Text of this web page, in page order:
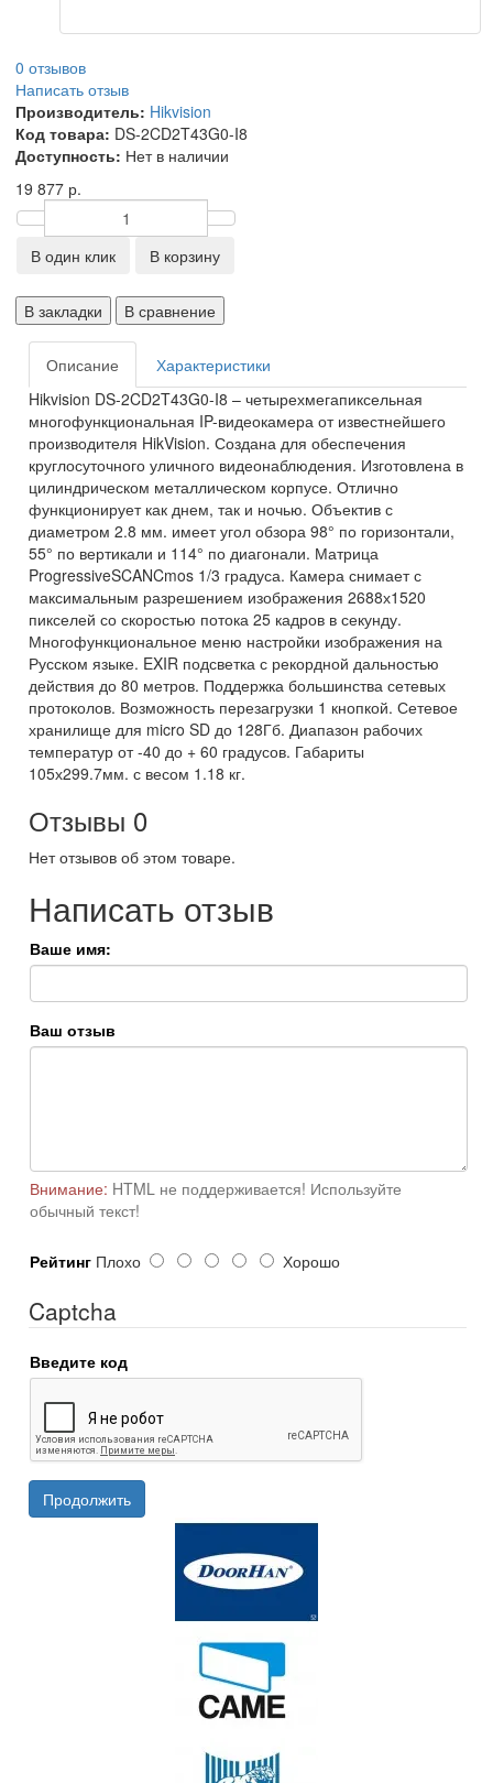
0 отзывов
Написать отзыв
Производитель: Hikvision
Код товара: DS-2CD2T43G0-I8
Доступность: Нет в наличии
19 877 р.
В один клик В корзину
В закладки В сравнение
Описание
Характеристики
Hikvision DS-2CD2T43G0-I8 – четырехмегапиксельная
многофункциональная IP-видеокамера от известнейшего
производителя HikVision. Создана для обеспечения
круглосуточного уличного видеонаблюдения. Изготовлена в
цилиндрическом металлическом корпусе. Отлично
функционирует как днем, так и ночью. Объектив с
диаметром 2.8 мм. имеет угол обзора 98° по горизонтали,
55° по вертикали и 114° по диагонали. Матрица
ProgressiveSCANCmos 1/3 градуса. Камера снимает с
максимальным разрешением изображения 2688х1520
пикселей со скоростью потока 25 кадров в секунду.
Многофункциональное меню настройки изображения на
Русском языке. EXIR подсветка с рекордной дальностью
действия до 80 метров. Поддержка большинства сетевых
протоколов. Возможность перезагрузки 1 кнопкой. Сетевое
хранилище для micro SD до 128Гб. Диапазон рабочих
температур от -40 до + 60 градусов. Габариты
105х299.7мм. с весом 1.18 кг.
Отзывы 0
Нет отзывов об этом товаре.
Написать отзыв
Ваше имя:
Ваш отзыв
Внимание: HTML не поддерживается! Используйте
обычный текст!
Рейтинг Плохо Хорошо
Captcha
Введите код
Продолжить